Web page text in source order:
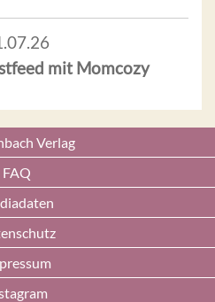
mit Momcozy
Verlag
FAQ